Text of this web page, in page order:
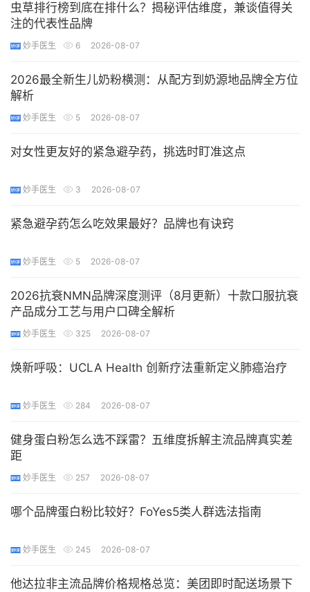
虫草排行榜到底在排什么？揭秘评估维度，兼谈值得关
注的代表性品牌
妙手医生 6 2026-08-07
2026最全新生儿奶粉横测：从配方到奶源地品牌全方位
解析
妙手医生 5 2026-08-07
对女性更友好的紧急避孕药，挑选时盯准这点
妙手医生 3 2026-08-07
紧急避孕药怎么吃效果最好？品牌也有诀窍
妙手医生 5 2026-08-07
2026抗衰NMN品牌深度测评（8月更新）十款口服抗衰
产品成分工艺与用户口碑全解析
妙手医生 325 2026-08-07
焕新呼吸：UCLA Health 创新疗法重新定义肺癌治疗
妙手医生 284 2026-08-07
健身蛋白粉怎么选不踩雷？五维度拆解主流品牌真实差
距
妙手医生 257 2026-08-07
哪个品牌蛋白粉比较好？FoYes5类人群选法指南
妙手医生 245 2026-08-07
他达拉非主流品牌价格规格总览：美团即时配送场景下